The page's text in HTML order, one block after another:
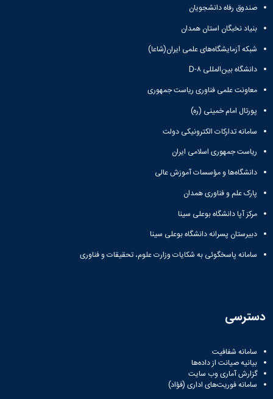
فرهنگی
و
اجتماعی
نهاد
مقام
معظم
تماس
اقماری
صندوق رفاه دانشجویان
بنیاد نخبگان استان همدان
شبکه آزمایشگاه‌های علمی ایران(شاعا)
دانشگاه بین‌المللی D-۸
معاونت علمی فناوری ریاست جمهوری
پورتال امام خمینی (ره)
سامانه تدارکات الکترونیکی دولت
ریاست جمهوری اسلامی ایران
دانشگاه‌ها و مؤسسات آموزش عالی
پارک علم و فناوری همدان
مرکز آپا دانشگاه بوعلی سینا
دبیرستان پسرانه دانشگاه بوعلی سینا
سامانه پاسخگوئی به شکایات وزارت علوم، تحقیقات و فناوری
دسترسی
سامانه شفافیت
بیانیه صیانت از داده‌ها
گزارش آماری وب‌ سایت
سامانه فوریت‌های اداری (فؤاد)